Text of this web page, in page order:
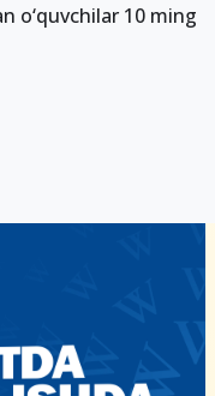
o‘quvchilar 10 ming